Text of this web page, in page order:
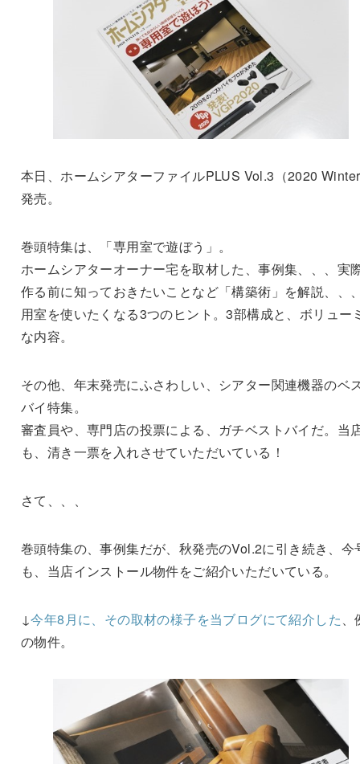
本日、ホームシアターファイルPLUS Vol.3（2020
発売。
巻頭特集は、「専用室で遊ぼう」。
ホームシアターオーナー宅を取材した、事例集、、、実
作る前に知っておきたいことなど「構築術」を解説、、
用室を使いたくなる3つのヒント。3部構成と、ボリュー
な内容。
その他、年末発売にふさわしい、シアター関連機器のベ
バイ特集。
審査員や、専門店の投票による、ガチベストバイだ。当
も、清き一票を入れさせていただいている！
さて、、、
巻頭特集の、事例集だが、秋発売のVol.2に引き続き、今
も、当店インストール物件をご紹介いただいている。
↓今年8月に、その取材の様子を当ブログにて紹介した、
の物件。